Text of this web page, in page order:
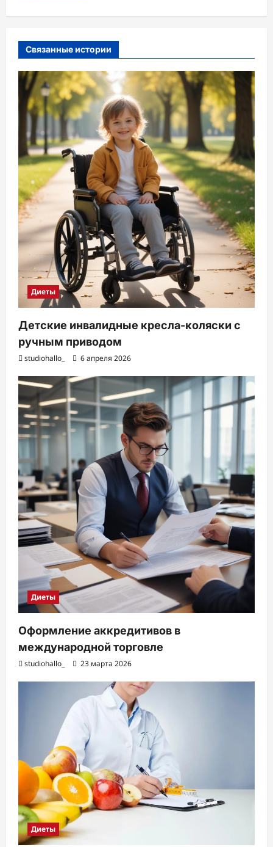
и
Связанные истории
Диеты
Детские инвалидные кресла-коляски с
ручным приводом
studiohallo_ 6 апреля 2026
Диеты
Оформление аккредитивов в
международной торговле
studiohallo_ 23 марта 2026
Диеты